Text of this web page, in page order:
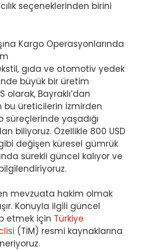
seçeneklerinden birini
Kargo Operasyonlarında
gıda ve otomotiv yedek
büyük bir üretim
olarak, Bayraklı’dan
bu üreticilerin İzmirden
süreçlerinde yaşadığı
biliyoruz. Özellikle 800 USD
değişen küresel gümrük
sürekli güncel kalıyor ve
mevzuata hakim olmak
Konuyla ilgili güncel
etmek için Türkiye
(TİM) resmi kaynaklarına